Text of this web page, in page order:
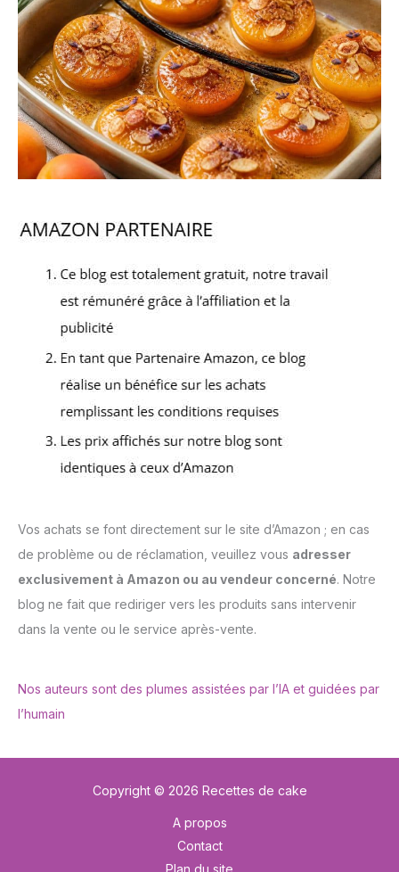
Vos achats se font directement sur le site d’Amazon ; en cas
de problème ou de réclamation, veuillez vous adresser
exclusivement à Amazon ou au vendeur concerné. Notre
blog ne fait que rediriger vers les produits sans intervenir
dans la vente ou le service après-vente.
Nos auteurs sont des plumes assistées par l’IA et guidées par
l’humain
Copyright © 2026 Recettes de cake
A propos
Contact